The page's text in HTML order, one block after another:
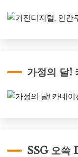
가정의 달!
SSG 오쓱